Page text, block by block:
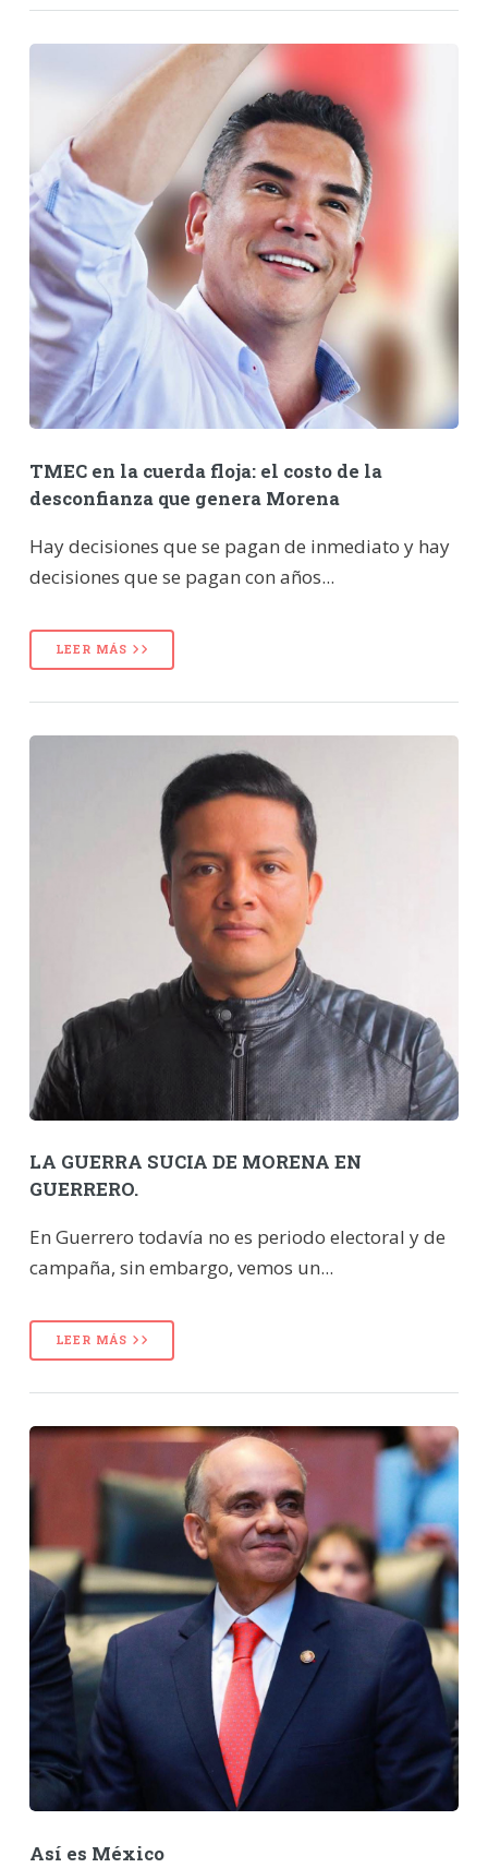
TMEC en la cuerda floja: el costo de la
desconfianza que genera Morena
Hay decisiones que se pagan de inmediato y hay
decisiones que se pagan con años...
LEER MÁS
LA GUERRA SUCIA DE MORENA EN
GUERRERO.
En Guerrero todavía no es periodo electoral y de
campaña, sin embargo, vemos un...
LEER MÁS
Así es México